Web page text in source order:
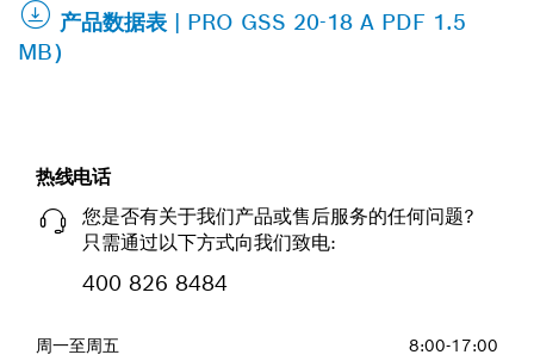
产品数据表 | PRO GSS 20-18 A PDF 1.5
MB）
热线电话
您是否有关于我们产品或售后服务的任何问题?
只需通过以下方式向我们致电:
400 826 8484
周一至周五 8:00-17:00